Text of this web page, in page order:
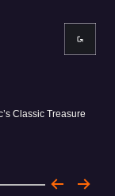
Classic Treasure